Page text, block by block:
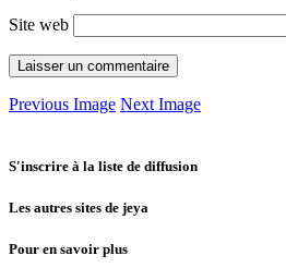
Site web
Previous Image Next Image
S'inscrire à la liste de diffusion
Les autres sites de jeya
Pour en savoir plus